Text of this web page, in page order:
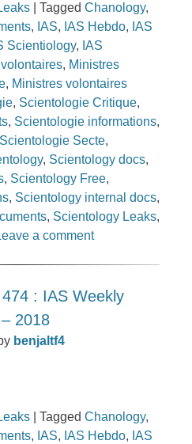
|TaggedChanology,
, IAS, IAS Hebdo, IAS
Scientiology, IAS
, Ministres
, Ministres volontaires
, Scientologie Critique,
, Scientologie informations,
Scientologie Secte,
, Scientology docs,
, Scientology Free,
, Scientology internal docs,
, Scientology Leaks,
a comment
: IAS Weekly
2018
benjaltf4
|TaggedChanology,
, IAS, IAS Hebdo, IAS